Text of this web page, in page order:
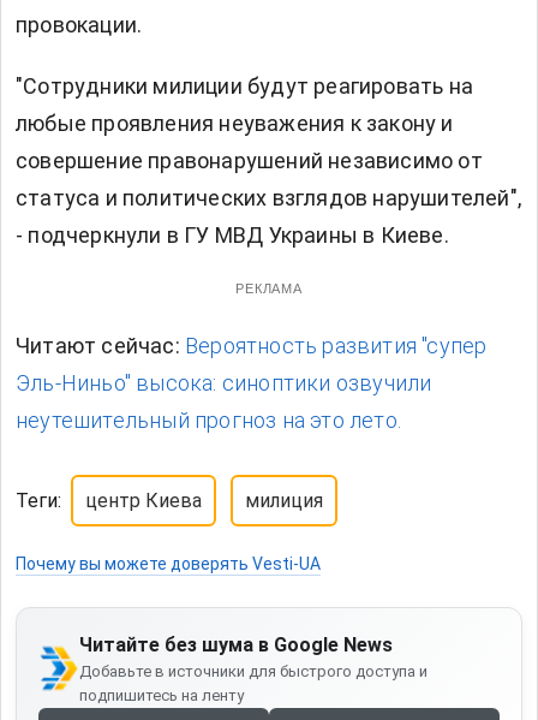
провокации.
"Сотрудники милиции будут реагировать на
любые проявления неуважения к закону и
совершение правонарушений независимо от
статуса и политических взглядов нарушителей",
- подчеркнули в ГУ МВД Украины в Киеве.
РЕКЛАМА
Читают сейчас: Вероятность развития "супер
Эль-Ниньо" высока: синоптики озвучили
неутешительный прогноз на это лето.
Теги: центр Киева милиция
Почему вы можете доверять Vesti-UA
Читайте без шума в Google News
Добавьте в источники для быстрого доступа и
подпишитесь на ленту